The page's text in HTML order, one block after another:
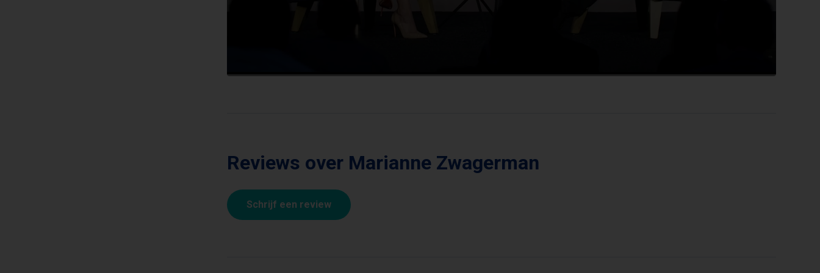
Reviews over Marianne Zwagerman
Schrijf een review